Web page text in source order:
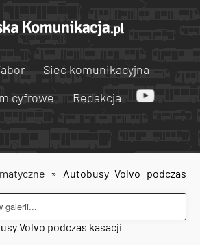
Sieć komunikacyjna
cyfrowe Redakcja
» Autobusy Volvo podczas
Volvo podczas kasacji